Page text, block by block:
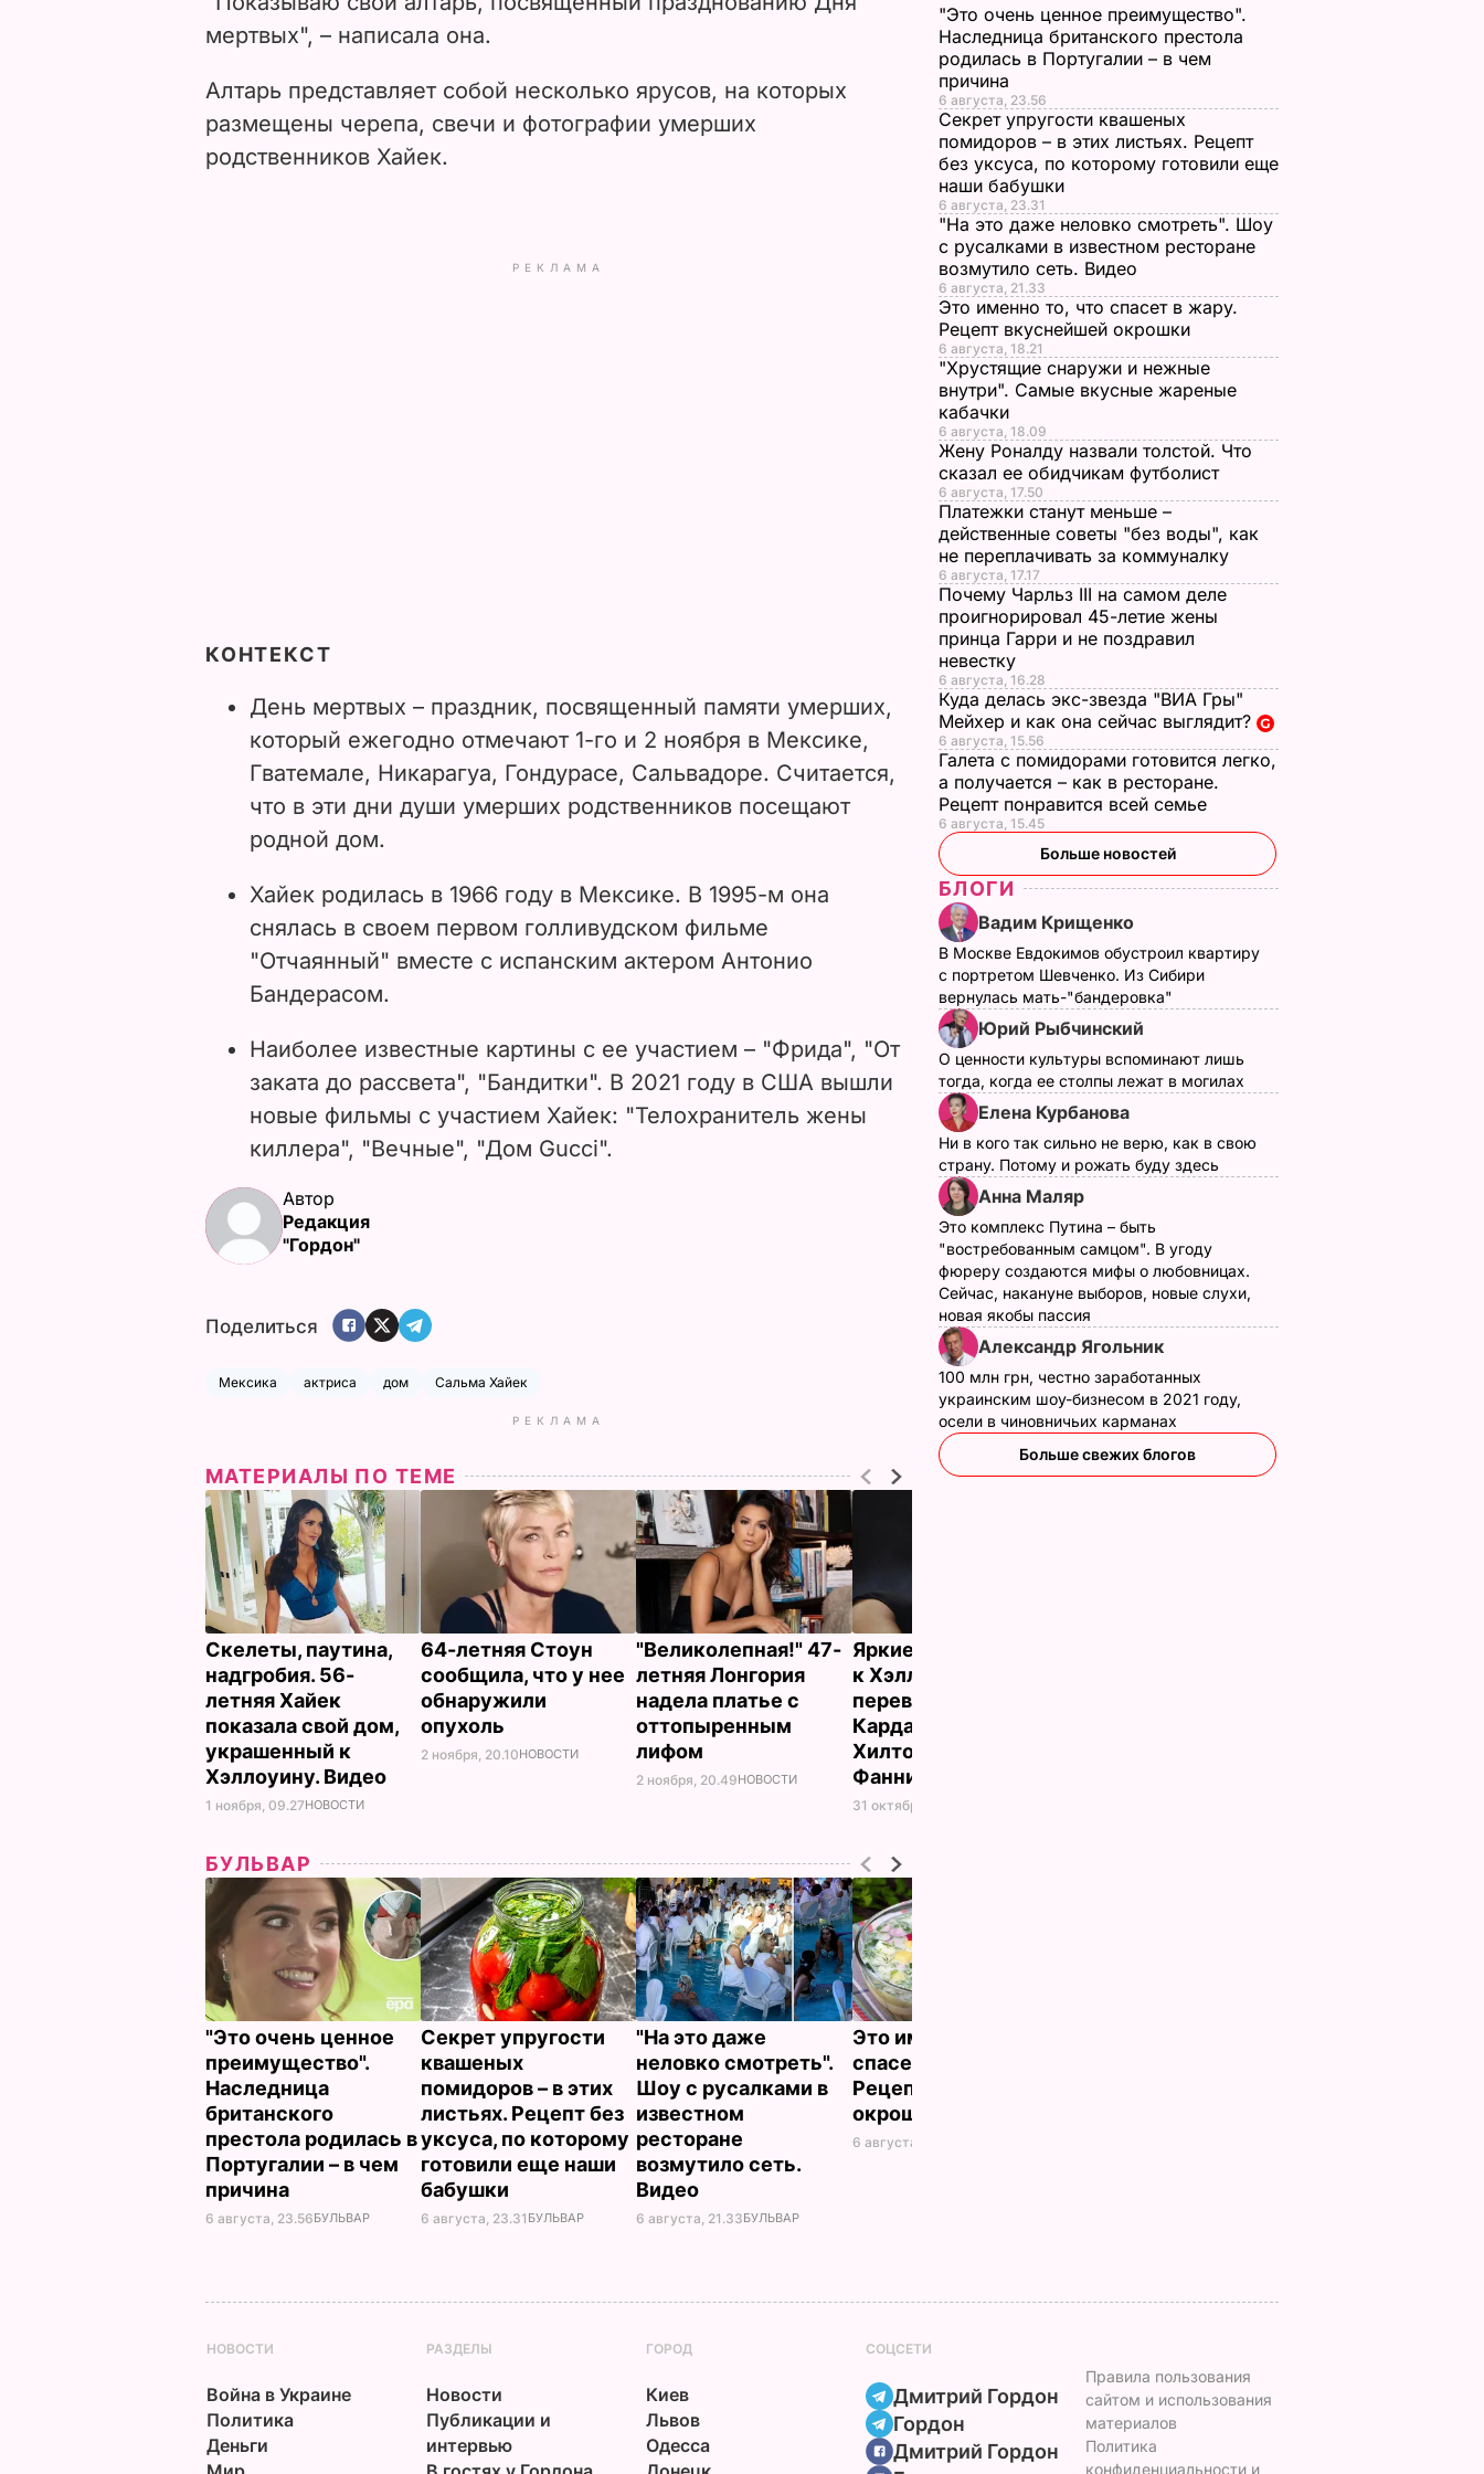
d
e
мертвых", – написала она.
Алтарь представляет собой несколько ярусов, на которых
размещены черепа, свечи и фотографии умерших
родственников Хайек.
РЕКЛАМА
КОНТЕКСТ
День мертвых – праздник, посвященный памяти умерших,
который ежегодно отмечают 1-го и 2 ноября в Мексике,
Гватемале, Никарагуа, Гондурасе, Сальвадоре. Считается,
что в эти дни души умерших родственников посещают
родной дом.
Хайек родилась в 1966 году в Мексике. В 1995-м она
снялась в своем первом голливудском фильме
"Отчаянный" вместе с испанским актером Антонио
Бандерасом.
Наиболее известные картины с ее участием – "Фрида", "От
заката до рассвета", "Бандитки". В 2021 году в США вышли
новые фильмы с участием Хайек: "Телохранитель жены
киллера", "Вечные", "Дом Gucci".
Автор
Редакция
"Гордон"
Поделиться
Мексика актриса дом Сальма Хайек
РЕКЛАМА
МАТЕРИАЛЫ ПО ТЕМЕ
Скелеты, паутина,
надгробия. 56-
летняя Хайек
показала свой дом,
украшенный к
Хэллоуину. Видео
1 ноября, 09.27НОВОСТИ
64-летняя Стоун
сообщила, что у нее
обнаружили
опухоль
2 ноября, 20.10НОВОСТИ
"Великолепная!" 47-
летняя Лонгория
надела платье с
оттопыренным
лифом
2 ноября, 20.49НОВОСТИ
Яркие образы звезд
к Хэллоуину. В кого
перевоплотились
Кардашян, Дженнер,
Хилтон, Фокс и
Фаннинг
31 октября, 13.10
БУЛЬВАР
"Это очень ценное
преимущество".
Наследница
британского
престола родилась в
Португалии – в чем
причина
6 августа, 23.56БУЛЬВАР
Секрет упругости
квашеных
помидоров – в этих
листьях. Рецепт без
уксуса, по которому
готовили еще наши
бабушки
6 августа, 23.31 БУЛЬВАР
"На это даже
неловко смотреть".
Шоу с русалками в
известном
ресторане
возмутило сеть.
Видео
6 августа, 21.33БУЛЬВАР
Это именно то, что
спасет в жару.
Рецепт вкуснейшей
окрошки
6 августа, 18.21
"Это очень ценное преимущество".
Наследница британского престола
родилась в Португалии – в чем
причина
6 августа, 23.56
Секрет упругости квашеных
помидоров – в этих листьях. Рецепт
без уксуса, по которому готовили еще
наши бабушки
6 августа, 23.31
"На это даже неловко смотреть". Шоу
с русалками в известном ресторане
возмутило сеть. Видео
6 августа, 21.33
Это именно то, что спасет в жару.
Рецепт вкуснейшей окрошки
6 августа, 18.21
"Хрустящие снаружи и нежные
внутри". Самые вкусные жареные
кабачки
6 августа, 18.09
Жену Роналду назвали толстой. Что
сказал ее обидчикам футболист
6 августа, 17.50
Платежки станут меньше –
действенные советы "без воды", как
не переплачивать за коммуналку
6 августа, 17.17
Почему Чарльз III на самом деле
проигнорировал 45-летие жены
принца Гарри и не поздравил
невестку
6 августа, 16.28
Куда делась экс-звезда "ВИА Гры"
Мейхер и как она сейчас выглядит?
6 августа, 15.56
Галета с помидорами готовится легко,
а получается – как в ресторане.
Рецепт понравится всей семье
6 августа, 15.45
Больше новостей
БЛОГИ
Вадим Крищенко
В Москве Евдокимов обустроил квартиру
с портретом Шевченко. Из Сибири
вернулась мать-"бандеровка"
Юрий Рыбчинский
О ценности культуры вспоминают лишь
тогда, когда ее столпы лежат в могилах
Елена Курбанова
Ни в кого так сильно не верю, как в свою
страну. Потому и рожать буду здесь
Анна Маляр
Это комплекс Путина – быть
"востребованным самцом". В угоду
фюреру создаются мифы о любовницах.
Сейчас, накануне выборов, новые слухи,
новая якобы пассия
Александр Ягольник
100 млн грн, честно заработанных
украинским шоу-бизнесом в 2021 году,
осели в чиновничьих карманах
Больше свежих блогов
НОВОСТИ
Война в Украине
Политика
Деньги
РАЗДЕЛЫ
Новости
Публикации и
интервью
ГОРОД
Киев
Львов
Одесса
СОЦСЕТИ
Дмитрий Гордон
Гордон
Дмитрий Гордон
Правила пользования
сайтом и использования
материалов
Политика
конфиденциальности и